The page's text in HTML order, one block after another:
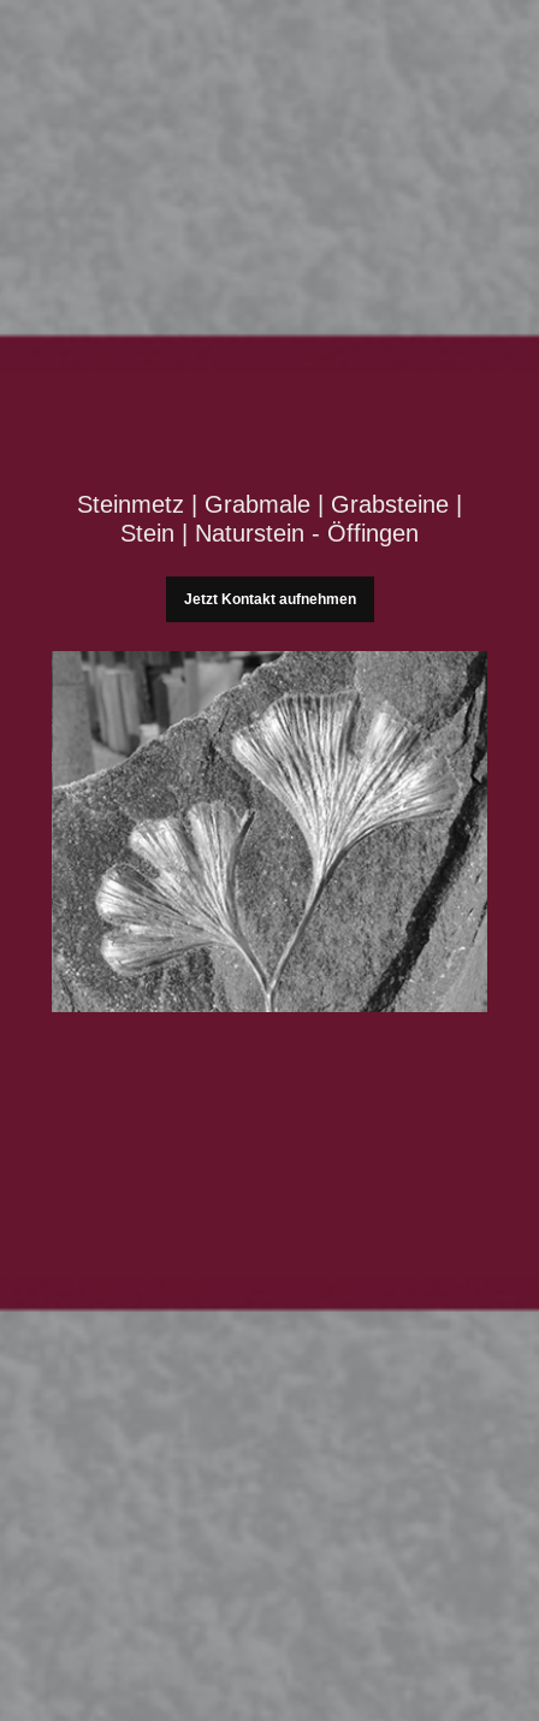
Steinmetz | Grabmale | Grabsteine |
Stein | Naturstein - Öffingen
Jetzt Kontakt aufnehmen